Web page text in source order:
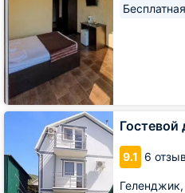
9.1 6
Геленджик,
Гостевой
Ленина